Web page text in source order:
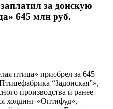
за донскую
645 млн руб.
птица» приобрел за 645
“Задонская”»,
производства и ранее
холдинг «Оптифуд»,